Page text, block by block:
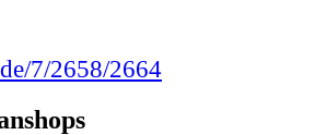
7/2658/2664